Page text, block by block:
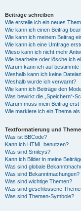
Beiträge schreiben
Wie erstelle ich ein neues
Wie kann ich einen Beitrag
Wie kann ich meinem Beitrag
Wie kann ich eine Umfrage
Wieso kann ich nicht mehr
Wie bearbeite oder lösche ich
Warum kann ich auf
Weshalb kann ich keine
Weshalb wurde ich verwarnt?
Wie kann ich Beiträge den
Was bewirkt die „Speichern“-
Warum muss mein Beitrag erst
Wie markiere ich ein Thema als
Textformatierung und
Was ist BBCode?
Kann ich HTML benutzen?
Was sind Smileys?
Kann ich Bilder in meine
Was sind globale
Was sind Bekanntmachungen?
Was sind wichtige Themen?
Was sind geschlossene
Was sind Themen-Symbole?